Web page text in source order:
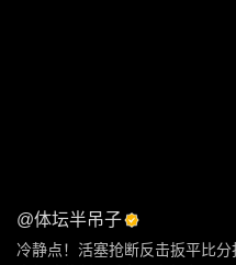
@体坛半吊子
冷静点！活塞抢断反击扳平比